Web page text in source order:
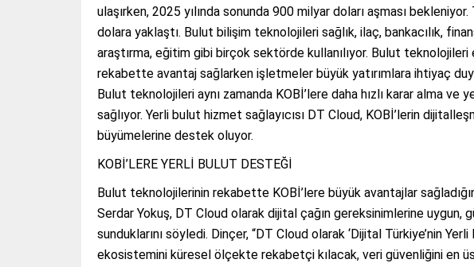
ulaşırken, 2025 yılında sonunda 900 milyar doları aşması
dolara yaklaştı. Bulut bilişim teknolojileri sağlık, ilaç, bankacılık,
araştırma, eğitim gibi birçok sektörde kullanılıyor. Bulut teknolojileri
rekabette avantaj sağlarken işletmeler büyük yatırımlara ihtiyaç
Bulut teknolojileri aynı zamanda KOBİ’lere daha hızlı karar alma ve
sağlıyor. Yerli bulut hizmet sağlayıcısı DT Cloud, KOBİ’lerin
büyümelerine destek oluyor.
KOBİ’LERE YERLİ BULUT DESTEĞİ
Bulut teknolojilerinin rekabette KOBİ’lere büyük avantajlar
Serdar Yokuş, DT Cloud olarak dijital çağın gereksinimlerine uygun,
sunduklarını söyledi. Dinçer, “DT Cloud olarak ‘Dijital Türkiye’nin
ekosistemini küresel ölçekte rekabetçi kılacak, veri güvenliğini en